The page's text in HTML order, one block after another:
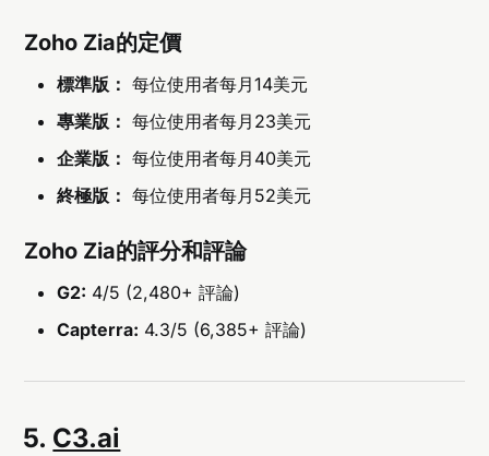
Zoho Zia的定價
標準版： 每位使用者每月14美元
專業版： 每位使用者每月23美元
企業版： 每位使用者每月40美元
終極版： 每位使用者每月52美元
Zoho Zia的評分和評論
G2: 4/5 (2,480+ 評論)
Capterra: 4.3/5 (6,385+ 評論)
5. C3.ai